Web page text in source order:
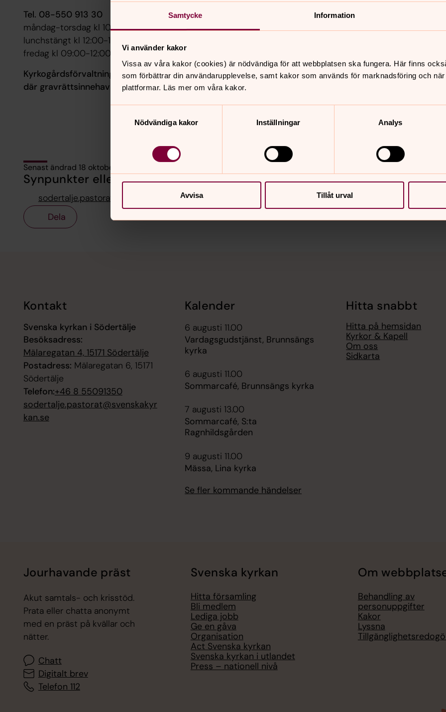
Samtycke Information
Vi använder kakor
Vissa av våra kakor (cookies) är nödvändiga för att webbplatsen ska fungera. Här finns
som förbättrar din användarupplevelse, samt kakor som används för marknadsföring och
plattformar. Läs mer om våra kakor.
Nödvändiga kakor
Inställningar Analys
Avvisa Tillåt urval
Tel. 08-550 913 30
måndag-torsdag kl 10:00-14:00
lunchstängt kl 12:00-13:00
fredag kl 09:00-12:00
Kyrkogårdsförvaltningen har enligt begravningslagens anvisning skyltat på gravrätter
där gravrättsinnehavare saknas.
Senast ändrad 18 oktober 2022
Synpunkter eller frågor på sidans innehåll?
sodertalje.pastorat@svenskakyrkan.se
Dela
Kontakt
Svenska kyrkan i Södertälje
Besöksadress:
Mälaregatan 4, 15171 Södertälje
Postadress: Mälaregatan 6, 15171
Södertälje
Telefon:+46 8 55091350
sodertalje.pastorat@svenskakyr
kan.se
Kalender
6 augusti 11.00
Vardagsgudstjänst, Brunnsängs
kyrka
6 augusti 11.00
Sommarcafé, Brunnsängs kyrka
7 augusti 13.00
Sommarcafé, S:ta
Ragnhildsgården
9 augusti 11.00
Mässa, Lina kyrka
Se fler kommande händelser
Hitta snabbt
Hitta på hemsidan
Kyrkor & Kapell
Om oss
Sidkarta
Jourhavande präst
Akut samtals- och krisstöd.
Prata eller chatta anonymt
med en präst på kvällar och
nätter.
Chatt
Digitalt brev
Telefon 112
Svenska kyrkan
Hitta församling
Bli medlem
Lediga jobb
Ge en gåva
Organisation
Act Svenska kyrkan
Svenska kyrkan i utlandet
Press – nationell nivå
Om
Behandling av
personuppgifter
Kakor
Lyssna